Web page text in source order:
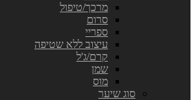
מרכך/טיפול
סרום
ספריי
עיצוב ללא שטיפה
קרם/ג'ל
שמן
מוס
סוג שיער